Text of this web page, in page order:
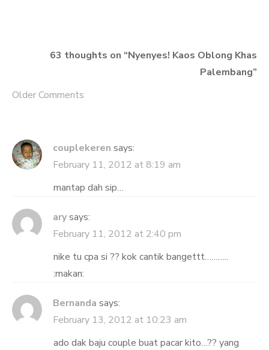
63 thoughts on “Nyenyes! Kaos Oblong Khas
Palembang”
Comment
Older Comments
couplekeren says:
February 11, 2012 at 8:19 am
mantap dah sip…
arysays:
February 11, 2012 at 2:40 pm
nike tu cpa si ?? kok cantik bangettt………..
:makan:
Bernanda says:
February 13, 2012 at 10:23 am
ado dak baju couple buat pacar kito…?? yang